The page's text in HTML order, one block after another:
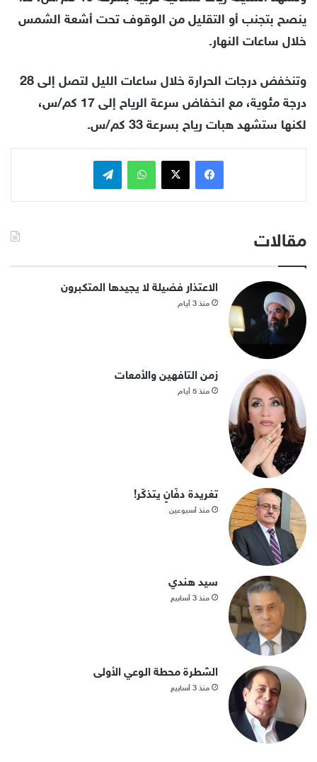
ينصح بتجنب أو التقليل من الوقوف تحت أشعة الشمس
خلال ساعات النهار.
وتنخفض درجات الحرارة خلال ساعات الليل لتصل إلى 28
درجة مئوية، مع انخفاض سرعة الرياح إلى 17 كم/س،
لكنها ستشهد هبات رياح بسرعة 33 كم/س.
فيسبوكx واتساب تيلقرام
مقالات
الاعتذار فضيلة لا يجيدها المتكبرون
منذ 3 أيام
زمن التافهين والأمعات
منذ 5 أيام
تغريدة دفّانٍ يتذكّر!
منذ أسبوعين
سيد هندي
منذ 3 أسابيع
الشطرة محطة الوعي الأولى
منذ 3 أسابيع